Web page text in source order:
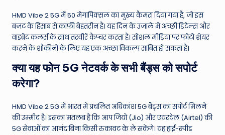
HMD Vibe 2 5G में 50 मेगापिक्सल का मुख्य कैमरा दिया गया है, जो इस
बजट के हिसाब से काफी बेहतरीन है। यह दिन के उजाले में अच्छी डिटेल्स और
वाइब्रेंट कलर्स के साथ तस्वीरें कैप्चर करता है। सोशल मीडिया पर फोटो शेयर
करने के शौकीनों के लिए यह एक अच्छा विकल्प साबित हो सकता है।
क्या यह फोन 5G नेटवर्क के सभी बैंड्स को सपोर्ट
करेगा?
HMD Vibe 2 5G में भारत में प्रचलित अधिकांश 5G बैंड्स का सपोर्ट मिलने
की उम्मीद है। इसका मतलब है कि आप जियो (Jio) और एयरटेल (Airtel) की
5G सेवाओं का आनंद बिना किसी रुकावट के ले सकेंगे। यह हाई-स्पीड